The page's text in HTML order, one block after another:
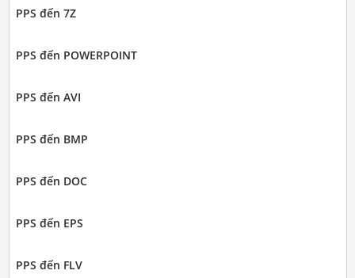
PPS đến 7Z
PPS đến POWERPOINT
PPS đến AVI
PPS đến BMP
PPS đến DOC
PPS đến EPS
PPS đến FLV